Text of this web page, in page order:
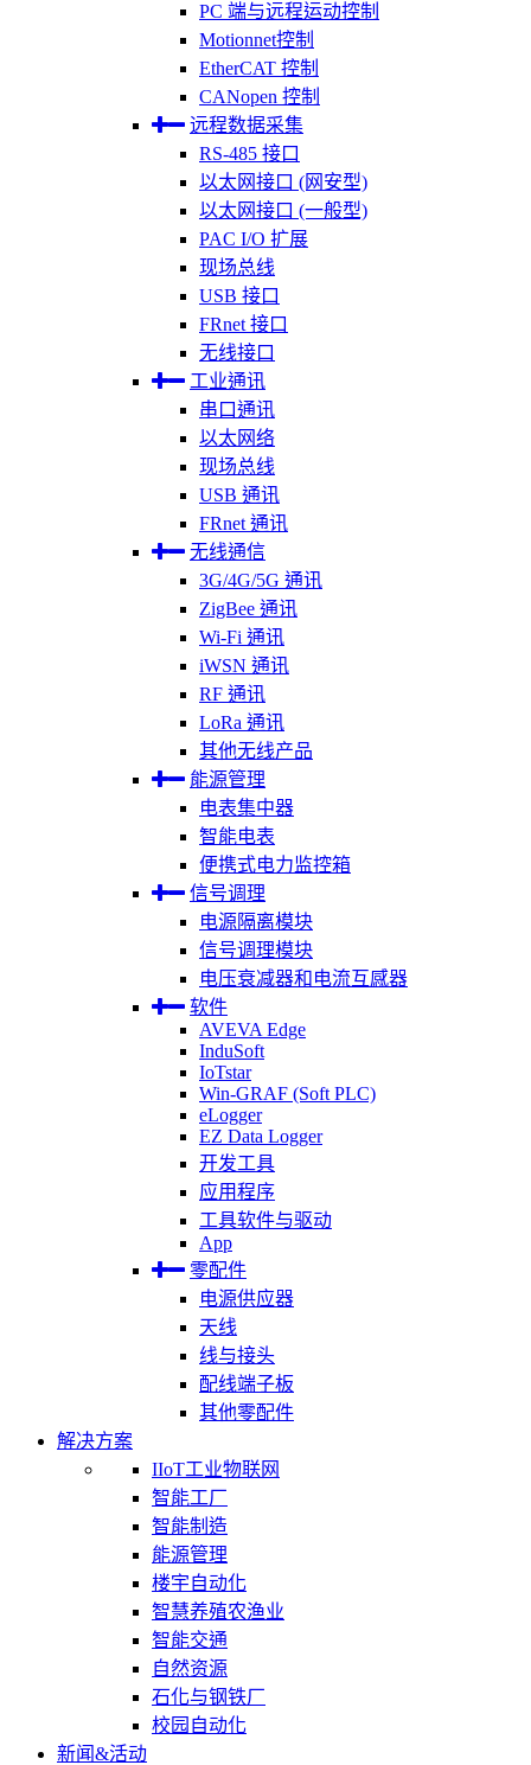
PC 端与远程运动控制
Motionnet控制
EtherCAT 控制
CANopen 控制
远程数据采集
RS-485 接口
以太网接口 (网安型)
以太网接口 (一般型)
PAC I/O 扩展
现场总线
USB 接口
FRnet 接口
无线接口
工业通讯
串口通讯
以太网络
现场总线
USB 通讯
FRnet 通讯
无线通信
3G/4G/5G 通讯
ZigBee 通讯
Wi-Fi 通讯
iWSN 通讯
RF 通讯
LoRa 通讯
其他无线产品
能源管理
电表集中器
智能电表
便携式电力监控箱
信号调理
电源隔离模块
信号调理模块
电压衰减器和电流互感器
软件
AVEVA Edge
InduSoft
IoTstar
Win-GRAF (Soft PLC)
eLogger
EZ Data Logger
开发工具
应用程序
工具软件与驱动
App
零配件
电源供应器
天线
线与接头
配线端子板
其他零配件
解决方案
IIoT工业物联网
智能工厂
智能制造
能源管理
楼宇自动化
智慧养殖农渔业
智能交通
自然资源
石化与钢铁厂
校园自动化
新闻&活动